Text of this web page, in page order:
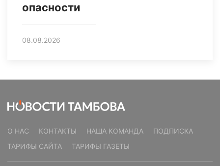
опасности
08.08.2026
О НАС КОНТАКТЫ НАША КОМАНДА
ПОДПИСКА
ТАРИФЫ САЙТА
ТАРИФЫ ГАЗЕТЫ